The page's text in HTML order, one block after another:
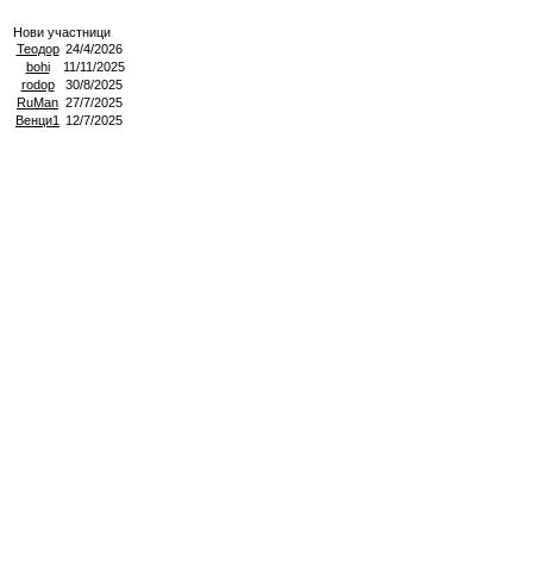
Нови участници
Теодор 24/4/2026
bohi
11/11/2025
rodop
30/8/2025
RuMan 27/7/2025
Венци1
12/7/2025